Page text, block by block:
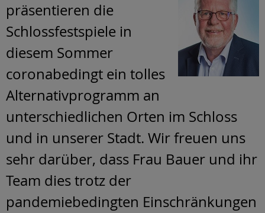
präsentieren die
Schlossfestspiele in
diesem Sommer
coronabedingt ein tolles
Alternativprogramm an
unterschiedlichen Orten im Schloss
und in unserer Stadt. Wir freuen uns
sehr darüber, dass Frau Bauer und ihr
Team dies trotz der
pandemiebedingten Einschränkungen